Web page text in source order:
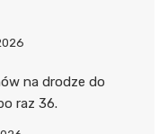
na drodze do
raz 36.